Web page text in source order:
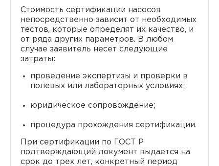
Стоимость сертификации насосов
непосредственно зависит от необходимых
тестов, которые определят их качество, и
от ряда других параметров. В любом
случае заявитель несет следующие
затраты:
проведение экспертизы и проверки в
полевых или лабораторных условиях;
юридическое сопровождение;
процедура прохождения сертификации.
При сертификации по ГОСТ Р
подтверждающий документ выдается на
срок до трех лет, конкретный период